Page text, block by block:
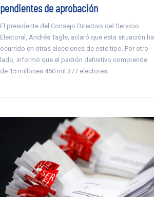
pendientes de aprobación
El presidente del Consejo Directivo del Servicio
Electoral, Andrés Tagle, aclaró que esta situación ha
ocurrido en otras elecciones de este tipo. Por otro
lado, informó que el padrón definitivo comprende
de 15 millones 450 mil 377 electores.